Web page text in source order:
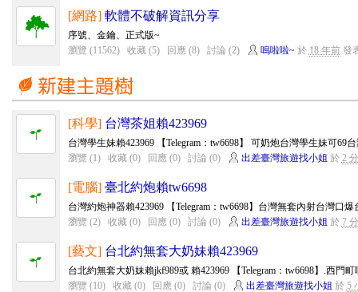
[網路] 軟體不破解資訊分享
序號、金鑰、正式版~
瀏覽 (11562)
收藏 (5) 回應 (8) 討論 (2) 嗚啦啦~ 於 18 年前發
[科學] 台灣茶姐賴423969
台灣學生妹賴423969 【Telegram：tw6698】 可奶炮台灣學生妹可69
瀏覽 (1)
收藏 (0) 回應 (0) 討論 (0) 出差臺灣旅遊找小姐 於 2
[電腦] 臺北約炮賴tw6698
台灣約炮神器賴423969 【Telegram：tw6698】台灣無套內射台灣口
瀏覽 (2)
收藏 (0) 回應 (0) 討論 (0) 出差臺灣旅遊找小姐 於 7
[藝文] 台北約無套大奶妹賴423969
台北約無套大奶妹賴jkf989或 賴423969 【Telegram：tw6698】.西門
瀏覽 (10)
收藏 (0) 回應 (0) 討論 (0) 出差臺灣旅遊找小姐 於 5